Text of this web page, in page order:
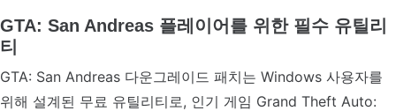
GTA: San Andreas 플레이어를 위한 필수 유틸리
티
GTA: San Andreas 다운그레이드 패치는 Windows 사용자를
위해 설계된 무료 유틸리티로, 인기 게임 Grand Theft Auto: